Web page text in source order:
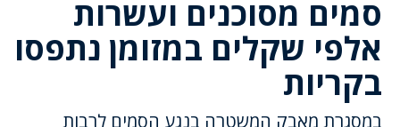
סמים מסוכנים ועשרות
אלפי שקלים במזומן נתפסו
בקריות
במסגרת מאבק המשטרה בנגע הסמים לרבות